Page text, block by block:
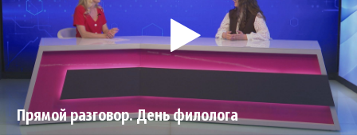
Прямой разговор. День филолога